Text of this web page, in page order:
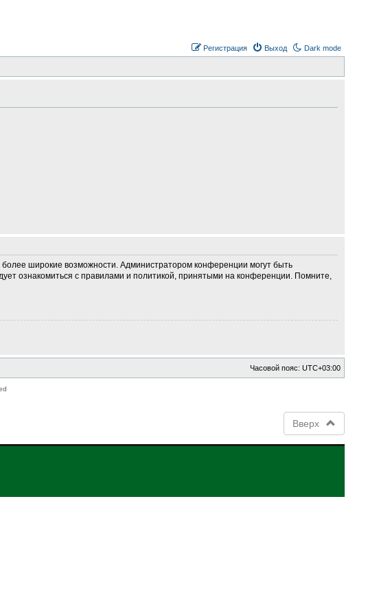
Dark mode
Выход
Регистрация
широкие возможности. Администратором конференции могут быть
ознакомиться с правилами и политикой, принятыми на конференции. Помните,
Часовой пояс:UTC+03:00
Вверх